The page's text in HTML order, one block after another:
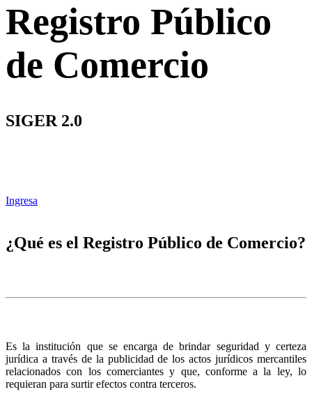
Registro Público
de Comercio
SIGER 2.0
Ingresa
¿Qué es el Registro Público de Comercio?
Es la institución que se encarga de brindar seguridad y certeza
jurídica a través de la publicidad de los actos jurídicos mercantiles
relacionados con los comerciantes y que, conforme a la ley, lo
requieran para surtir efectos contra terceros.